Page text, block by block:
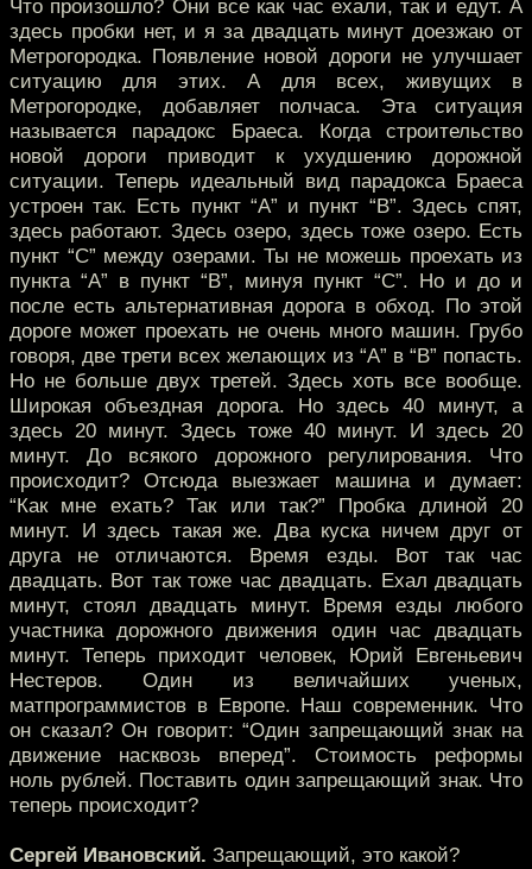
Что произошло? Они все как час ехали, так и едут. А
здесь пробки нет, и я за двадцать минут доезжаю от
Метрогородка. Появление новой дороги не улучшает
ситуацию для этих. А для всех, живущих в
Метрогородке, добавляет полчаса. Эта ситуация
называется парадокс Браеса. Когда строительство
новой дороги приводит к ухудшению дорожной
ситуации. Теперь идеальный вид парадокса Браеса
устроен так. Есть пункт “А” и пункт “В”. Здесь спят,
здесь работают. Здесь озеро, здесь тоже озеро. Есть
пункт “С” между озерами. Ты не можешь проехать из
пункта “А” в пункт “В”, минуя пункт “С”. Но и до и
после есть альтернативная дорога в обход. По этой
дороге может проехать не очень много машин. Грубо
говоря, две трети всех желающих из “А” в “В” попасть.
Но не больше двух третей. Здесь хоть все вообще.
Широкая объездная дорога. Но здесь 40 минут, а
здесь 20 минут. Здесь тоже 40 минут. И здесь 20
минут. До всякого дорожного регулирования. Что
происходит? Отсюда выезжает машина и думает:
“Как мне ехать? Так или так?” Пробка длиной 20
минут. И здесь такая же. Два куска ничем друг от
друга не отличаются. Время езды. Вот так час
двадцать. Вот так тоже час двадцать. Ехал двадцать
минут, стоял двадцать минут. Время езды любого
участника дорожного движения один час двадцать
минут. Теперь приходит человек, Юрий Евгеньевич
Нестеров. Один из величайших ученых,
матпрограммистов в Европе. Наш современник. Что
он сказал? Он говорит: “Один запрещающий знак на
движение насквозь вперед”. Стоимость реформы
ноль рублей. Поставить один запрещающий знак. Что
теперь происходит?
Сергей Ивановский. Запрещающий, это какой?